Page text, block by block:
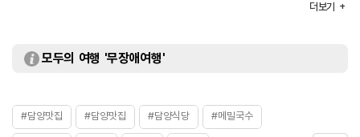
더보기
모두의 여행 '무장애여행'
#담양맛집 #담양맛집 #담양식당 #메밀국수